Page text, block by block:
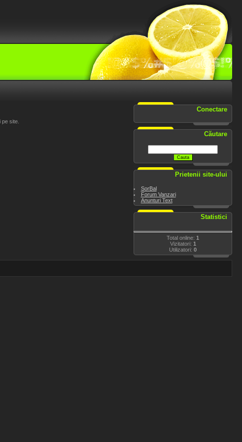
site.
Conectare
Căutare
Prietenii site-ului
SorBal
Forum Vanzari
Anunturi Text
Statistici
Total online: 1
Vizitatori: 1
Utilizatori: 0